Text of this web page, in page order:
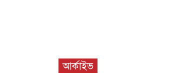
আর্কাইভ